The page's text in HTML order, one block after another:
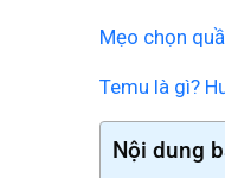
Mẹo chọn
Temu là gì?
Nội dung